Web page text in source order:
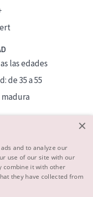
las edades
de 35 a 55
madura
×
and to analyze our
use of our site with our
combine it with other
they have collected from